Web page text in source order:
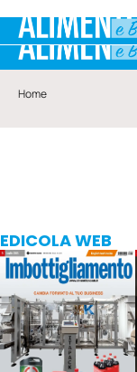
Home
EDICOLA WEB